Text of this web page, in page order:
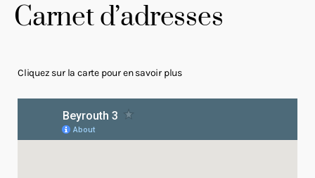
Carnet d’adresses
Cliquez sur la carte pour en savoir plus